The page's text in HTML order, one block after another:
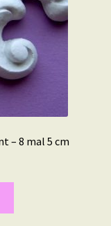
– 8 mal 5 cm